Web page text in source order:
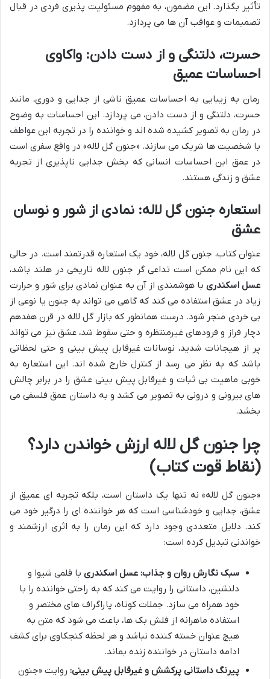
تأثیر بگذارد. این مضمون، به مفهوم مسئولیت پذیری فردی در قبال
تصمیمات و عواقب آن ها می پردازد.
حسرت، دلتنگی و از دست دادن: واکاوی
احساسات عمیق
رمان به زیبایی به احساسات عمیق ناشی از جدایی و دوری، مانند
حسرت، دلتنگی و از دست دادن، می پردازد. این احساسات به وضوح
در رمان به تصویر کشیده شده اند و خواننده را در تجربه این عواطف
با شخصیت ها شریک می سازند. «جنون گل لاله» در واقع سفری است
در عمق این احساسات انسانی که بخش جدایی ناپذیری از تجربه
عشق و زندگی هستند.
استعاره جنون گل لاله: نمادی از شور و نوسان
عشق
عنوان کتاب، جنون گل لاله، خود یک استعاره قدرتمند است. در حالی
که این نام ممکن است تداعی گر جنون لاله تاریخی در هلند باشد،
عسل اسکندری با هوشمندی از آن به عنوان نمادی برای شور و حرارت
زیاد در عشق استفاده می کند که گاهی می تواند به جنون یا نوعی از
بی خردی منجر شود. درست همانطور که بازار گل لاله در قرن هفدهم
دچار فراز و فرودهای غیرمنتظره و حتی سقوط شد، عشق نیز می تواند
پر از هیجانات شدید، نوسانات غیرقابل پیش بینی و حتی لحظاتی
باشد که به نظر می رسد از کنترل خارج شده اند. این استعاره به
خوبی ماهیت بی ثبات و غیرقابل پیش بینی عشق را در برابر چالش
های بیرونی و درونی به تصویر می کشد و به داستان عمق فلسفی می
بخشد.
چرا جنون گل لاله ارزش خواندن دارد؟
(نقاط قوت کتاب)
«جنون گل لاله» نه تنها یک داستان است، بلکه تجربه ای عمیق از
عشق، جدایی و خودشناسی است که هر خواننده ای را درگیر خود می
کند. دلایل متعددی وجود دارد که این رمان را به اثری ارزشمند و
خواندنی تبدیل کرده است:
سبک نگارش روان و جذاب: عسل اسکندری با قلمی شیوا و
دلنشین، داستانی را روایت می کند که به راحتی خواننده را با
خود همراه می سازد. جملات کوتاه، پاراگراف های مختصر و
استفاده ماهرانه از فلش بک ها، باعث می شود که متن به
هیچ عنوان خسته کننده نباشد و هر لحظه کنجکاوی برای کشف
ادامه داستان در خواننده زنده بماند.
پیرنگ داستانی پرکشش و غیرقابل پیش بینی: روایت «جنون